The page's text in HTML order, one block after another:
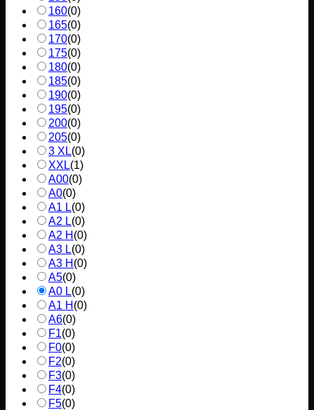
160(0)
165(0)
170(0)
175(0)
180(0)
185(0)
190(0)
195(0)
200(0)
205(0)
3 XL(0)
XXL(1)
A00(0)
A0(0)
A1 L(0)
A2 L(0)
A2 H (0)
A3 L(0)
A3 H (0)
A5(0)
A0 L(0)
A1 H (0)
A6(0)
F1(0)
F0(0)
F2(0)
F3(0)
F4(0)
F5(0)